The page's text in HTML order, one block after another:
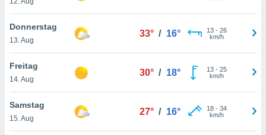
Rand
Donnerstag
13. Aug
33° / 16° 13- 26
km/h
Freitag
14. Aug
30° / 18° 13- 25
km/h
Samstag
15. Aug
27° / 16° 18- 34
km/h